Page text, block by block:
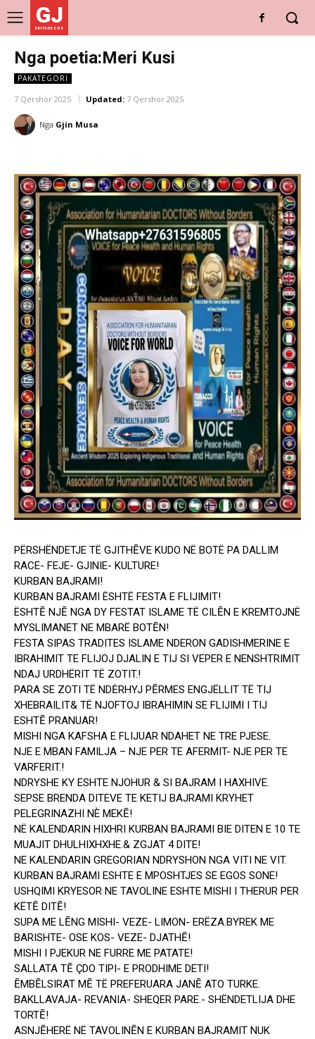
GJ
DRITARE E RE
Nga poetia:Meri Kusi
PAKATEGORI
7 Qershor 2025 Updated: 7 Qershor 2025
Nga Gjin Musa
PËRSHËNDETJE TË GJITHĒVE KUDO NË BOTË PA DALLIM
RACE- FEJE- GJINIE- KULTURE!
KURBAN BAJRAMI!
KURBAN BAJRAMI ËSHTË FESTA E FLIJIMIT!
ËSHTĒ NJĒ NGA DY FESTAT ISLAME TË CILĒN E KREMTOJNË
MYSLIMANET NE MBARË BOTĒN!
FESTA SIPAS TRADITES ISLAME NDERON GADISHMERINE E
IBRAHIMIT TE FLIJOJ DJALIN E TIJ SI VEPER E NENSHTRIMIT
NDAJ URDHËRIT TË ZOTIT.!
PARA SE ZOTI TË NDĖRHYJ PĒRMES ENGJËLLIT TË TIJ
XHEBRAILIT& TË NJOFTOJ IBRAHIMIN SE FLIJIMI I TIJ
ESHTĒ PRANUAR!
MISHI NGA KAFSHA E FLIJUAR NDAHET NE TRE PJESE.
NJE E MBAN FAMILJA – NJE PER TE AFERMIT- NJE PER TE
VARFERIT.!
NDRYSHE KY ESHTE NJOHUR & SI BAJRAM I HAXHIVE.
SEPSE BRENDA DITEVE TE KETIJ BAJRAMI KRYHET
PELEGRINAZHI NÈ MEKĒ!
NË KALENDARIN HIXHRI KURBAN BAJRAMI BIE DITEN E 10 TE
MUAJIT DHULHIXHXHE.& ZGJAT 4 DITE!
NE KALENDARIN GREGORIAN NDRYSHON NGA VITI NE VIT.
KURBAN BAJRAMI ESHTE E MPOSHTJES SE EGOS SONE!
USHQIMI KRYESOR NE TAVOLINE ESHTE MISHI I THERUR PER
KËTĒ DITĒ!
SUPA ME LĒNG MISHI- VEZE- LIMON- ERËZA.BYREK ME
BARISHTE- OSE KOS- VEZE- DJATHĒ!
MISHI I PJEKUR NE FURRE ME PATATE!
SALLATA TĒ ÇDO TIPI- E PRODHIME DETI!
ĒMBĒLSIRAT MĒ TË PREFERUARA JANĒ ATO TURKE.
BAKLLAVAJA- REVANIA- SHEQER PARE.- SHËNDETLIJA DHE
TORTĒ!
ASNJĒHERË NË TAVOLINĒN E KURBAN BAJRAMIT NUK